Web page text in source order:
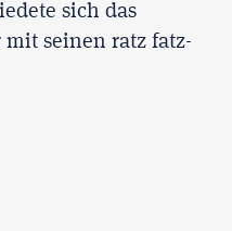
sich das
mit seinen ratz fatz-